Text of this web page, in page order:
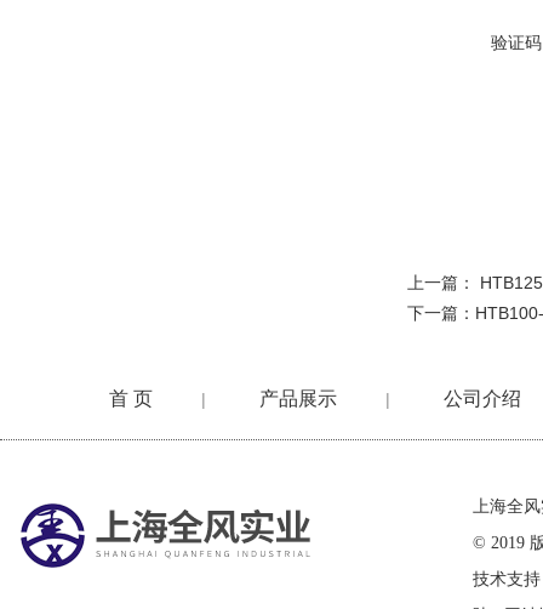
验证
上一篇：
下一篇：
首 页 | 产品展示 | 公司介绍
上海全
© 2019
技术支